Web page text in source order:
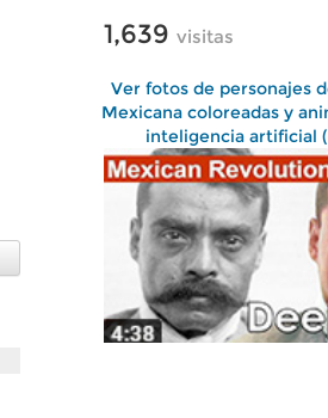
1,639 visitas
Ver fotos de personajes
Mexicana coloreadas y
inteligencia artificial